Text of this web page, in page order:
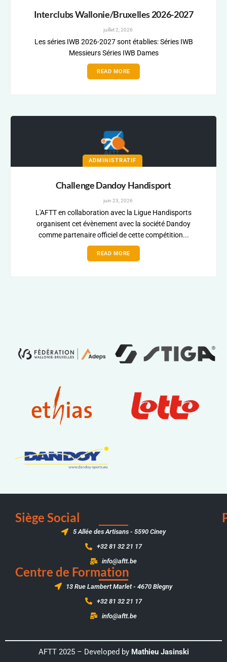
Interclubs Wallonie/Bruxelles 2026-2027
juillet 2, 2026
Les séries IWB 2026-2027 sont établies: Séries IWB
Messieurs Séries IWB Dames
READ MORE
ADMINISTRATIF
Challenge Dandoy Handisport
juin 23, 2026
L'AFTT en collaboration avec la Ligue Handisports
organisent cet évènement avec la société Dandoy
comme partenaire officiel de cette compétition...
READ MORE
Siège Social
5 Allée des Artisans - 5590 Ciney
+32 81 32 21 17
info@aftt.be
Centre de Formation
13 Rue Lambert Marlet - 4670 Blegny
+32 81 32 21 17
info@aftt.be
AFTT 2025 – Developed by Mathieu Jasinski